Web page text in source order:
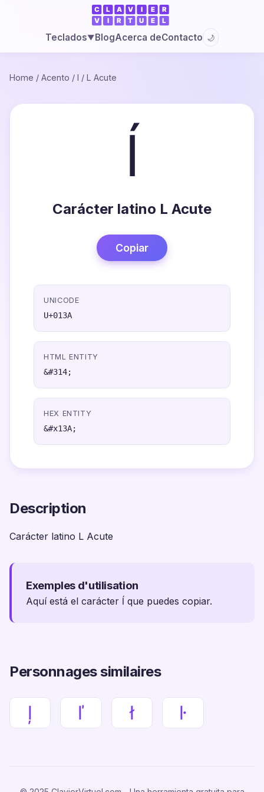
Teclados▼BlogAcerca deContacto 🌙
Home / Acento / l / L Acute
ĺ
Carácter latino L Acute
Copiar
UNICODE
U+013A
HTML ENTITY
&#314;
HEX ENTITY
&#x13A;
Description
Carácter latino L Acute
Exemples d'utilisation
Aquí está el carácter ĺ que puedes copiar.
Personnages similaires
ļ ľ ł ŀ